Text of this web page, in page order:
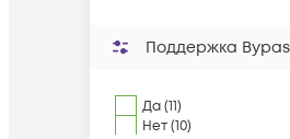
Поддержка
Да (11)
Нет (10)